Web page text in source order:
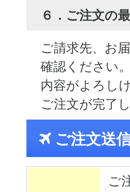
６．ご注文の
ご請求先、お
確認ください
内容がよろし
ご注文が完了
ご注文送
ご